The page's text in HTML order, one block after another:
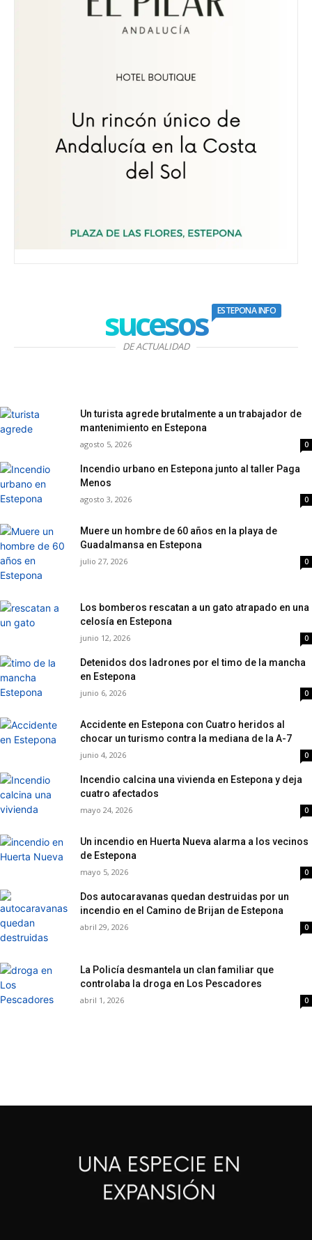
sucesos ESTEPONA INFO
DE ACTUALIDAD
Un turista agrede brutalmente a un trabajador de
mantenimiento en Estepona
agosto 5, 2026 0
Incendio urbano en Estepona junto al taller Paga
Menos
agosto 3, 2026 0
Muere un hombre de 60 años en la playa de
Guadalmansa en Estepona
julio 27, 2026 0
Los bomberos rescatan a un gato atrapado en una
celosía en Estepona
junio 12, 2026 0
Detenidos dos ladrones por el timo de la mancha
en Estepona
junio 6, 2026 0
Accidente en Estepona con Cuatro heridos al
chocar un turismo contra la mediana de la A-7
junio 4, 2026 0
Incendio calcina una vivienda en Estepona y deja
cuatro afectados
mayo 24, 2026 0
Un incendio en Huerta Nueva alarma a los vecinos
de Estepona
mayo 5, 2026 0
Dos autocaravanas quedan destruidas por un
incendio en el Camino de Brijan de Estepona
abril 29, 2026 0
La Policía desmantela un clan familiar que
controlaba la droga en Los Pescadores
abril 1, 2026 0